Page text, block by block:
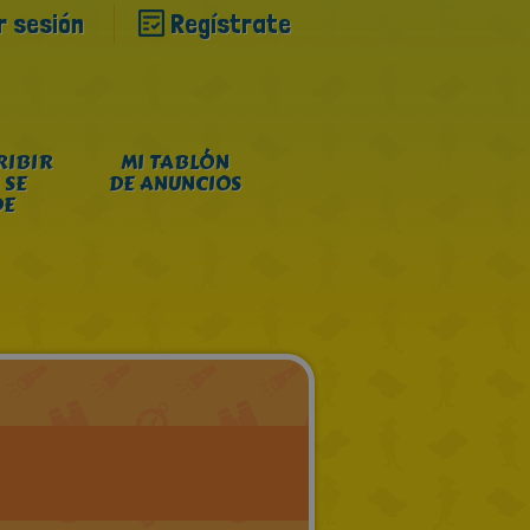
sesión Regístrate
MI TABLÓN
DE ANUNCIOS